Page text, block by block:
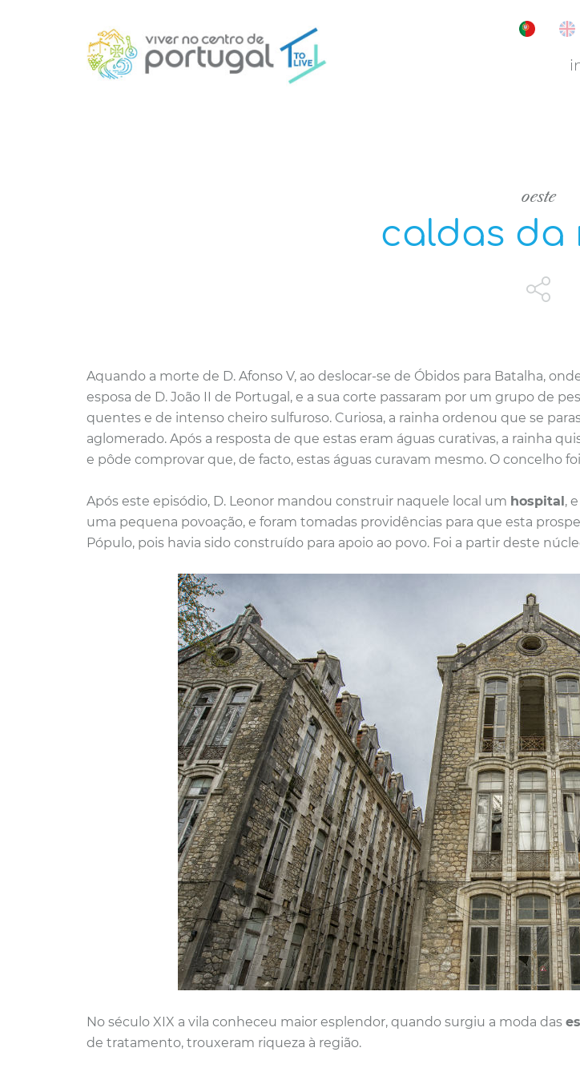
oeste
caldas da
Aquando a morte de D. Afonso V, ao deslocar-se de Óbidos para Batalha,
esposa de D. João II de Portugal, e a sua corte passaram por um grupo de
quentes e de intenso cheiro sulfuroso. Curiosa, a rainha ordenou que se
aglomerado. Após a resposta de que estas eram águas curativas, a rainha
e pôde comprovar que, de facto, estas águas curavam mesmo. O concelho
Após este episódio, D. Leonor mandou construir naquele local um hospital ,
uma pequena povoação, e foram tomadas providências para que esta
Pópulo, pois havia sido construído para apoio ao povo. Foi a partir deste
No século XIX a vila conheceu maior esplendor, quando surgiu a moda das
de tratamento, trouxeram riqueza à região.